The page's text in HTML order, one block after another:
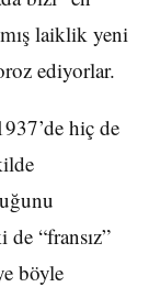
laiklik yeni
ediyorlar.
hiç de
“fransız”
böyle